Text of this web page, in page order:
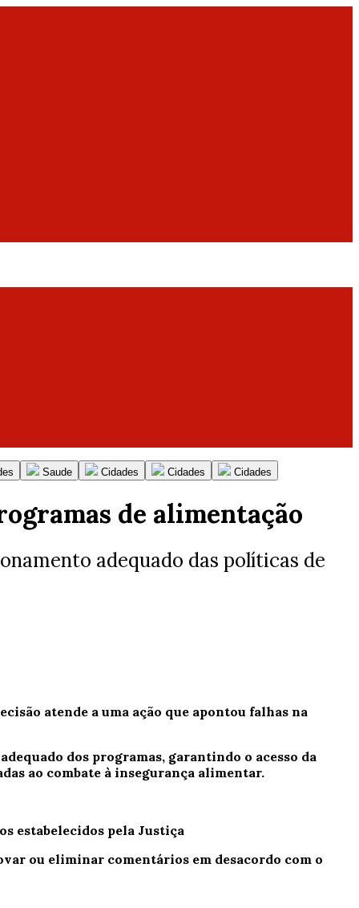
Saude Cidades Cidades Cidades
de alimentação
adequado das políticas de
atende a uma ação que apontou falhas na
dos programas, garantindo o acesso da
ao combate à insegurança alimentar.
estabelecidos pela Justiça
ou eliminar comentários em desacordo com o